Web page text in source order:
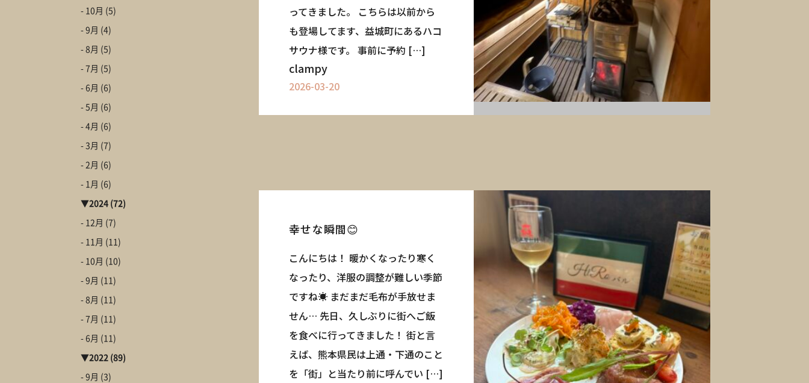
ってきました。 こちらは以前から
も登場してます、益城町にあるハコ
サウナ様です。 事前に予約 […]
clampy
2026-03-20
幸せな瞬間😊
こんにちは！ 暖かくなったり寒く
なったり、洋服の調整が難しい季節
ですね☀ まだまだ毛布が手放せま
せん… 先日、久しぶりに街へご飯
を食べに行ってきました！ 街と言
えば、熊本県民は上通・下通のこと
を「街」と当たり前に呼んでい […]
- 10月 (5)
- 9月 (4)
- 8月 (5)
- 7月 (5)
- 6月 (6)
- 5月 (6)
- 4月 (6)
- 3月 (7)
- 2月 (6)
- 1月 (6)
▼2024 (72)
- 12月 (7)
- 11月 (11)
- 10月 (10)
- 9月 (11)
- 8月 (11)
- 7月 (11)
- 6月 (11)
▼2022 (89)
- 9月 (3)